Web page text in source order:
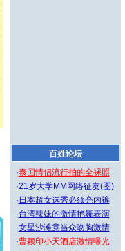
百姓论坛
·泰国情侣流行拍的全裸照
·21岁大学MM网络征友(图)
· 日本超女选秀必须亮内裤
·台湾辣妹的激情艳舞表演
·女星沙滩竟当众吻胸激情
·曹颖印小天酒店激情曝光